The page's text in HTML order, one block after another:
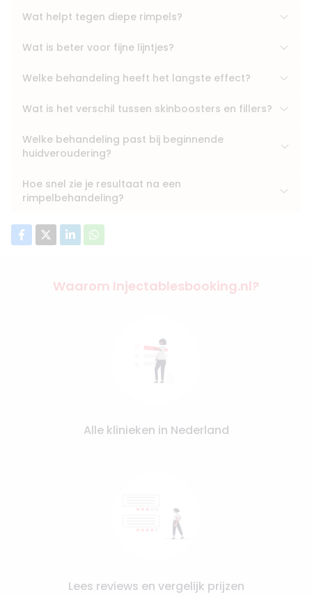
Wat helpt tegen diepe rimpels?
Wat is beter voor fijne lijntjes?
Welke behandeling heeft het langste effect?
Wat is het verschil tussen skinboosters en fillers?
Welke behandeling past bij beginnende
huidveroudering?
Hoe snel zie je resultaat na een
rimpelbehandeling?
Waarom Injectablesbooking.nl?
Alle klinieken in Nederland
Lees reviews en vergelijk prijzen